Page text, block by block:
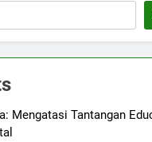
Mengatasi Tantangan